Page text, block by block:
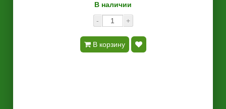
В наличии
-
+
В корзину